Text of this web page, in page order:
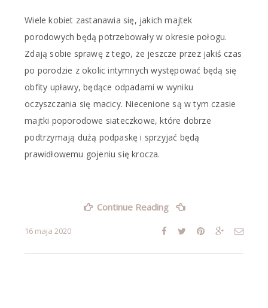
Wiele kobiet zastanawia się, jakich majtek
porodowych będą potrzebowały w okresie połogu.
Zdają sobie sprawę z tego, że jeszcze przez jakiś czas
po porodzie z okolic intymnych występować będą się
obfity upławy, będące odpadami w wyniku
oczyszczania się macicy. Niecenione są w tym czasie
majtki poporodowe siateczkowe, które dobrze
podtrzymają dużą podpaskę i sprzyjać będą
prawidłowemu gojeniu się krocza.
Continue Reading „Jak
odpowiednie
majki
16 maja 2020